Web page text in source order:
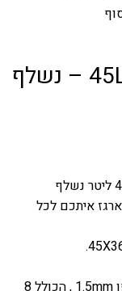
ארגז אלומיניום לאופנוע 45L – נשלף
ארגז אלומיניום לאופנוע או לקטנוע בנפח 45 ליטר נשלף
איתכם לכל
ארגז אלומיניום בעל עובי דופן 1.5mm , הכולל 8